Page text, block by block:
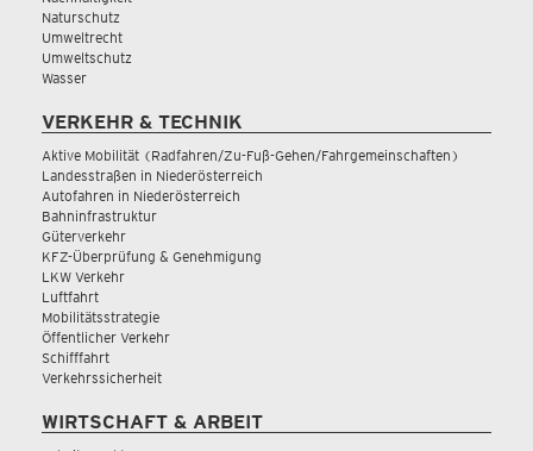
Naturschutz
Umweltrecht
Umweltschutz
Wasser
VERKEHR & TECHNIK
Aktive Mobilität (Radfahren/Zu-Fuß-Gehen/Fahrgemeinschaften)
Landesstraßen in Niederösterreich
Autofahren in Niederösterreich
Bahninfrastruktur
Güterverkehr
KFZ-Überprüfung & Genehmigung
LKW Verkehr
Luftfahrt
Mobilitätsstrategie
Öffentlicher Verkehr
Schifffahrt
Verkehrssicherheit
WIRTSCHAFT & ARBEIT